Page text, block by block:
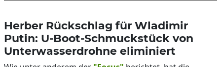
Herber Rückschlag für Wladimir
Putin: U-Boot-Schmuckstück von
Unterwasserdrohne eliminiert